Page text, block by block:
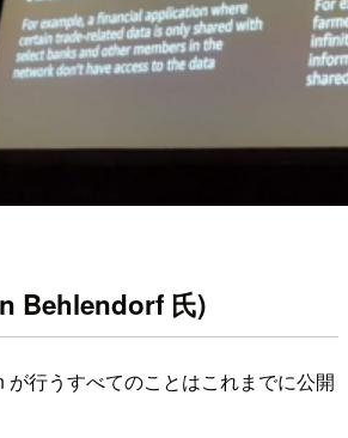
Behlendorf 氏)
が行うすべてのことはこれまでに公開